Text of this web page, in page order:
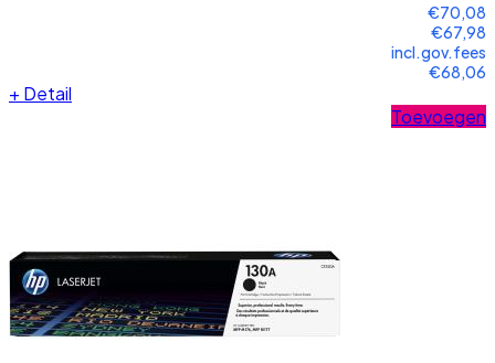
€70,08
€67,98
incl.gov.fees
€68,06
+ Detail
Toevoegen